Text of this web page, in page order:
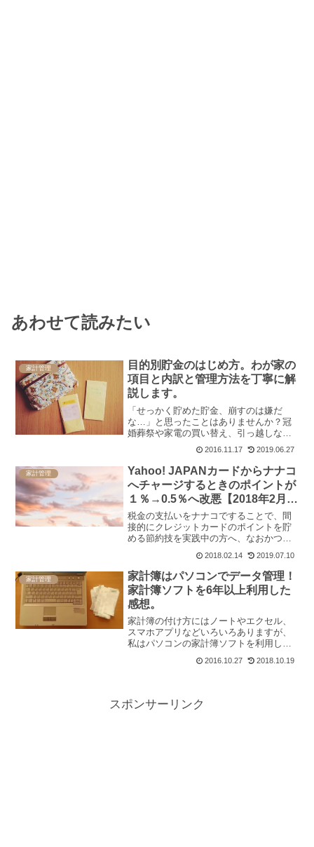
あわせて読みたい
家計管理
目的別貯金のはじめ方。わが家の
項目と内訳と管理方法を丁寧に解
説します。
「せっかく貯めた貯金、崩すのは嫌だ
な…」と思ったことはありませんか？冠
婚葬祭や家電の買い替え、引っ越しなど
など、生きているとイベントごとは盛り
だくさん。生活費以外にも大きな支出は
たくさんあるんですよね。私は貯金は得
意ですが使うのが苦手です。...
2016.11.17 2019.06.27
家計管理
Yahoo! JAPANカードからナナコ
へチャージするときのポイントが
１％→0.5％へ改悪【2018年2月
28日以降】
税金の支払いをナナコですることで、間
接的にクレジットカードのポイントを貯
める節約技を実践中の方へ、なおかつ、
ナナコチャージにYahoo! JAPANカードを
利用している方へ残念なお知らせです。
2018年2月28日から、ナナコチャージで
もらえ...
2018.02.14 2019.07.10
家計管理
家計簿はパソコンでデータ管理！
家計簿ソフトを6年以上利用した
感想。
家計簿の付け方にはノートやエクセル、
スマホアプリなどいろいろありますが、
私はパソコンの家計簿ソフトを利用して
います。使っているソフトは「てきぱき
家計簿マム４」。10年ほど前に購入した
2016.10.27 2018.10.19
スポンサーリンク